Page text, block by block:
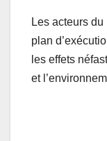
Les acteurs
plan
les effets
et